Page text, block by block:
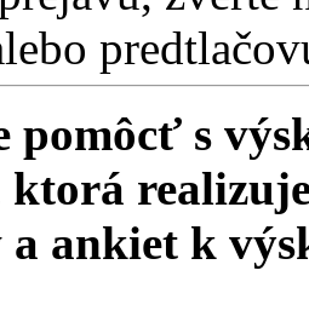
pomôcť s
ktorá
ankiet k